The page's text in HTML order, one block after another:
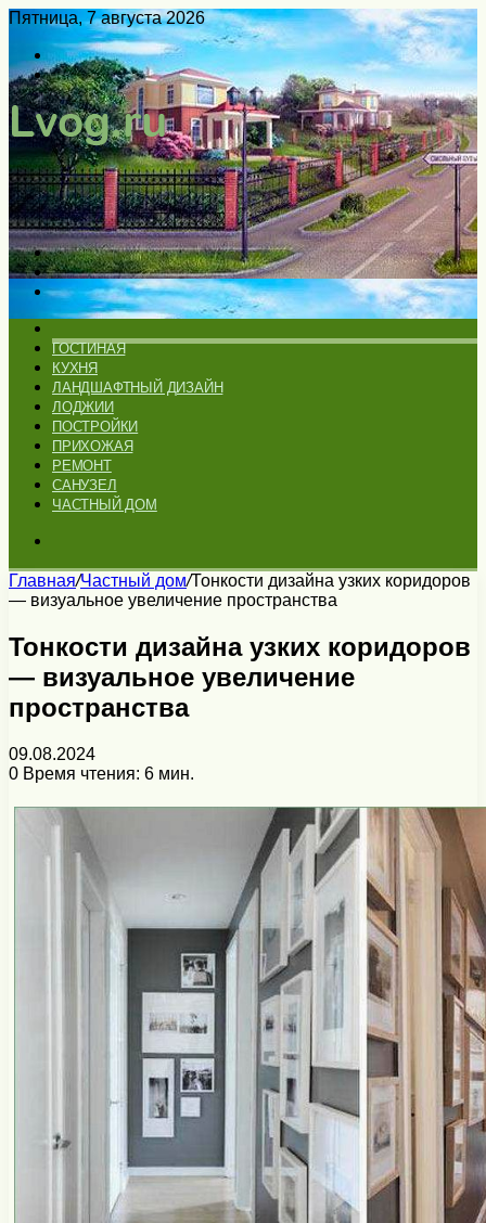
Пятница, 7 августа 2026
Войти
Switch
skin
Меню
Искать
Switch
skin
ГОСТИНАЯ
КУХНЯ
ЛАНДШАФТНЫЙ ДИЗАЙН
ЛОДЖИИ
ПОСТРОЙКИ
ПРИХОЖАЯ
РЕМОНТ
САНУЗЕЛ
ЧАСТНЫЙ ДОМ
Главная/Частный дом/Тонкости дизайна узких коридоров
— визуальное увеличение пространства
Тонкости дизайна узких коридоров
— визуальное увеличение
пространства
09.08.2024
0 Время чтения: 6 мин.